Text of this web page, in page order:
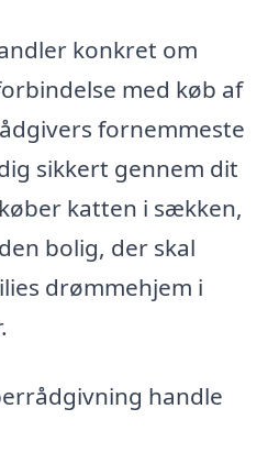
konkret om
med køb af
fornemmeste
sikkert gennem dit
katten i sækken,
bolig, der skal
drømmehjem i
handle